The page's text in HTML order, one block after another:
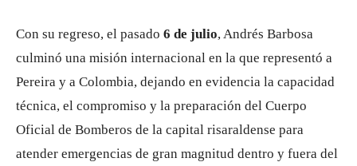
Con su regreso, el pasado 6 de julio, Andrés Barbosa
culminó una misión internacional en la que representó a
Pereira y a Colombia, dejando en evidencia la capacidad
técnica, el compromiso y la preparación del Cuerpo
Oficial de Bomberos de la capital risaraldense para
atender emergencias de gran magnitud dentro y fuera del